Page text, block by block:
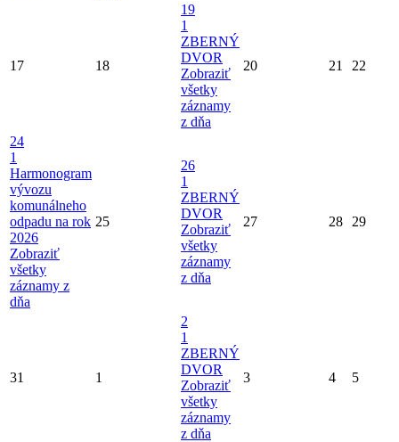
17 18
19
1
ZBERNÝ
DVOR
Zobraziť
všetky
záznamy
z dňa
20 21 22
24
1
Harmonogram
vývozu
komunálneho
odpadu na rok
2026
Zobraziť
všetky
záznamy z
dňa
25
26
1
ZBERNÝ
DVOR
Zobraziť
všetky
záznamy
z dňa
27 28 29
31 1
2
1
ZBERNÝ
DVOR
Zobraziť
všetky
záznamy
z dňa
3 4 5